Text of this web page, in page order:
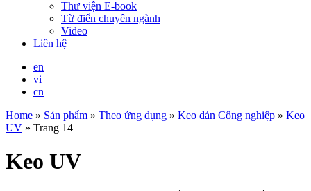
Thư viện E-book
Từ điển chuyên ngành
Video
Liên hệ
en
vi
cn
Home » Sản phẩm » Theo ứng dụng » Keo dán Công nghiệp » Keo
UV » Trang 14
Keo UV